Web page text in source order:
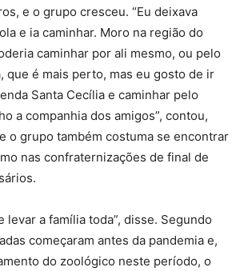
e o grupo cresceu. “Eu deixava
e ia caminhar. Moro na região do
caminhar por ali mesmo, ou pelo
que é mais perto, mas eu gosto de ir
Santa Cecília e caminhar pelo
a companhia dos amigos”, contou,
o grupo também costuma se encontrar
nas confraternizações de final de
levar a família toda”, disse. Segundo
começaram antes da pandemia e,
do zoológico neste período, o